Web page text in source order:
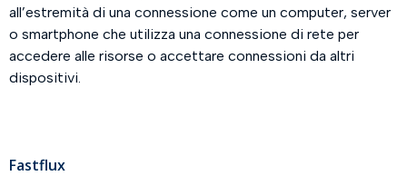
all’estremità di una connessione come un computer, server
o smartphone che utilizza una connessione di rete per
accedere alle risorse o accettare connessioni da altri
dispositivi.
Fastflux